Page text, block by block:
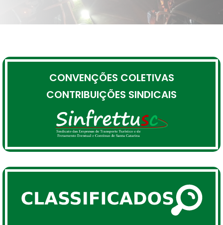
CONVENÇÕES COLETIVAS
CONTRIBUIÇÕES SINDICAIS